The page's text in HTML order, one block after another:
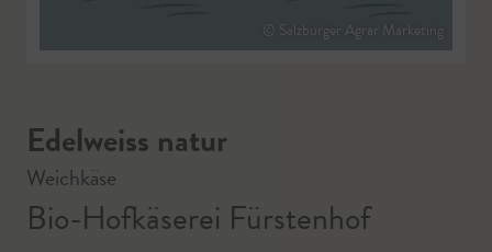
© Salzburger Agrar Marketing
Edelweiss natur
Weichkäse
Bio-Hofkäserei Fürstenhof